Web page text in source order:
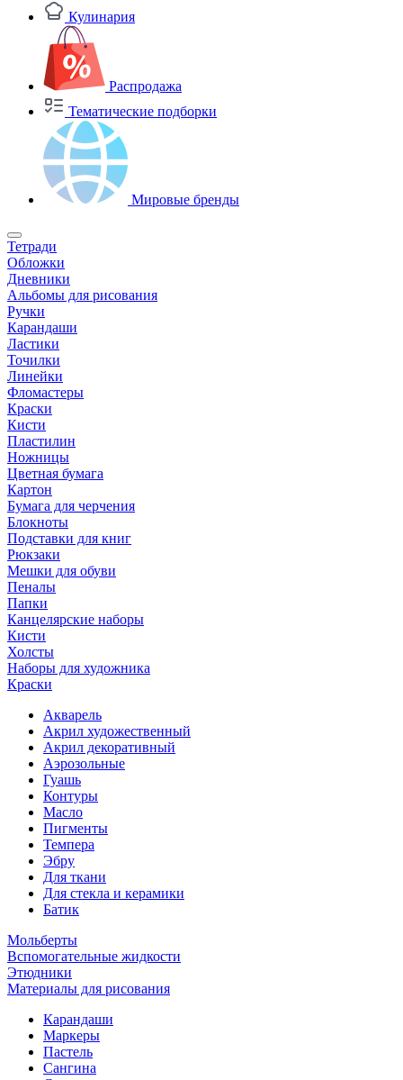
Кулинария
Распродажа
Тематические подборки
Мировые бренды
Тетради
Обложки
Дневники
Альбомы для рисования
Ручки
Карандаши
Ластики
Точилки
Линейки
Фломастеры
Краски
Кисти
Пластилин
Ножницы
Цветная бумага
Картон
Бумага для черчения
Блокноты
Подставки для книг
Рюкзаки
Мешки для обуви
Пеналы
Папки
Канцелярские наборы
Кисти
Холсты
Наборы для художника
Краски
Акварель
Акрил художественный
Акрил декоративный
Аэрозольные
Гуашь
Контуры
Масло
Пигменты
Темпера
Эбру
Для ткани
Для стекла и керамики
Батик
Мольберты
Вспомогательные жидкости
Этюдники
Материалы для рисования
Карандаши
Маркеры
Пастель
Сангина